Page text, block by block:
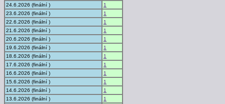
24.6.2026 (finální )
1
23.6.2026 (finální )
1
22.6.2026 (finální )
1
21.6.2026 (finální )
1
20.6.2026 (finální )
1
19.6.2026 (finální )
1
18.6.2026 (finální )
1
17.6.2026 (finální )
1
16.6.2026 (finální )
1
15.6.2026 (finální )
1
14.6.2026 (finální )
1
13.6.2026 (finální )
1